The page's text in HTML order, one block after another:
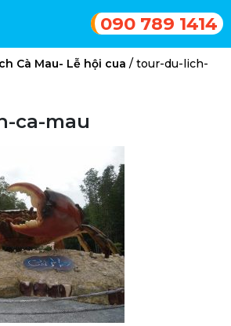
090 789 1414
Cà Mau- Lễ hội cua / tour-du-lich-
ca-mau